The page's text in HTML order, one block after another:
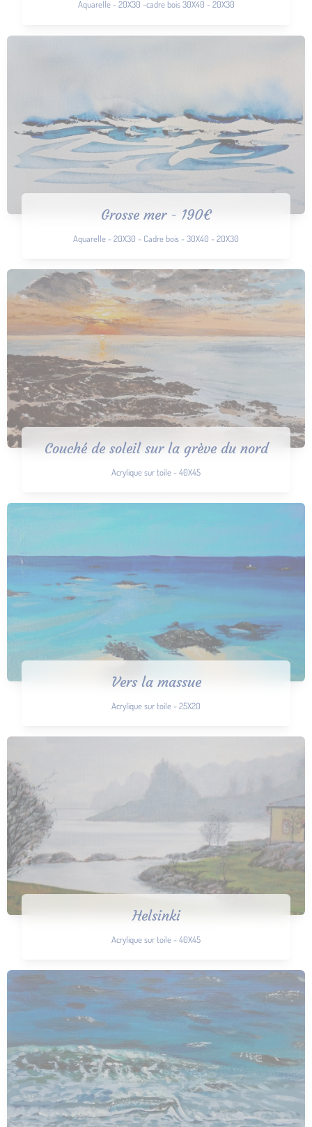
Aquarelle - 20X30 -cadre bois 30X40 - 20X30
Grosse mer - 190€
Aquarelle - 20X30 - Cadre bois - 30X40 - 20X30
Couché de soleil sur la grève du nord
Acrylique sur toile - 40X45
Vers la massue
Acrylique sur toile - 25X20
Helsinki
Acrylique sur toile - 40X45